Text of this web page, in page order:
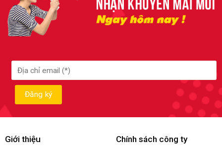
Giới thiệu Chính sách công ty